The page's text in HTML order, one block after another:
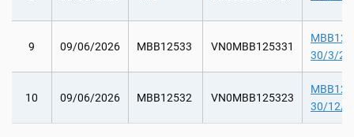
9 09/06/2026 MBB12533 VN0MBB125331
30/3/
10 09/06/2026 MBB12532 VN0MBB125323
30/12/